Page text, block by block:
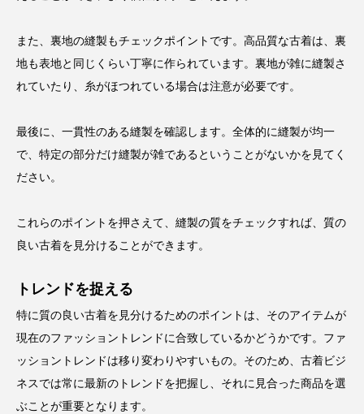
また、裏地の縫製もチェックポイントです。高品質な古着は、裏
地も表地と同じくらい丁寧に作られています。裏地が雑に縫製さ
れていたり、糸がほつれている場合は注意が必要です。
最後に、一貫性のある縫製を確認します。全体的に縫製が均一
で、特定の部分だけ縫製が雑であるということがないかを見てく
ださい。
これらのポイントを押さえて、縫製の質をチェックすれば、質の
良い古着を見分けることができます。
トレンドを捉える
特に質の良い古着を見分けるためのポイントは、そのアイテムが
現在のファッショントレンドに合致しているかどうかです。ファ
ッショントレンドは移り変わりやすいもの。そのため、古着ビジ
ネスでは常に最新のトレンドを把握し、それに見合った商品を選
ぶことが重要となります。